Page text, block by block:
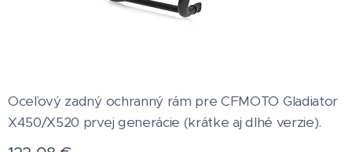
Oceľový zadný ochranný rám pre CFMOTO Gladiator
X450/X520 prvej generácie (krátke aj dlhé verzie).